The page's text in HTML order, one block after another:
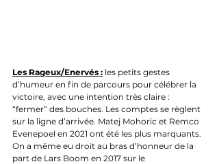
Les Rageux/Enervés : les petits gestes
d’humeur en fin de parcours pour célébrer la
victoire, avec une intention très claire :
“fermer” des bouches. Les comptes se règlent
sur la ligne d’arrivée. Matej Mohoric et Remco
Evenepoel en 2021 ont été les plus marquants.
On a même eu droit au bras d’honneur de la
part de Lars Boom en 2017 sur le